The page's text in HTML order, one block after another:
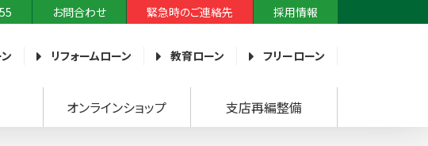
お問合わせ 緊急時のご連絡先 採用情報
リフォームローン 教育ローン フリーローン
オンラインショップ 支店再編整備